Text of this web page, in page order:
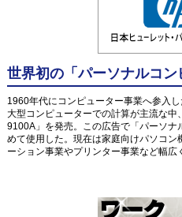
世界初の「パーソナルコ
1960年代にコンピューター事業へ参入
大型コンピューターでの計算が主流な
9100A」を発売。この広告で「パーソナ
めて使用した。現在は家庭向けパソコン
ーション事業やプリンター事業など幅広